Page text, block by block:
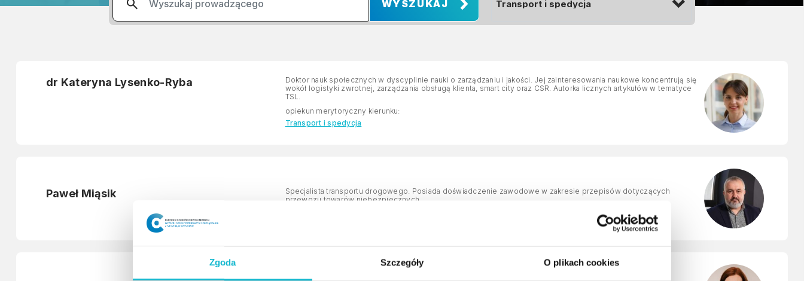
Zgoda Szczegóły O plikach cookies
dr Kateryna Lysenko-Ryba
Doktor nauk społecznych w dyscyplinie nauki o zarządzaniu i jakości. Jej zainteresowania naukowe koncentrują się
wokół logistyki zwrotnej, zarządzania obsługą klienta, smart city oraz CSR. Autorka licznych artykułów w tematyce
TSL.
opiekun merytoryczny kierunku:
Transport i spedycja
Paweł Miąsik
Specjalista transportu drogowego. Posiada doświadczenie zawodowe w zakresie przepisów dotyczących
przewozu towarów niebezpiecznych.